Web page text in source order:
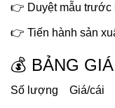
👉 Duyệt mẫu trước
👉 Tiến hành sản
💰 BẢNG
Số lượng Giá/cái